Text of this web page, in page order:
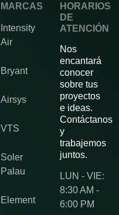
MARCAS
Intensity
Air
Bryant
Airsys
VTS
Soler
Palau
Element
HORARIOS
DE
ATENCIÓN
Nos
encantará
conocer
sobre tus
proyectos
e ideas.
Contáctanos
y
trabajemos
juntos.
LUN - VIE:
8:30 AM -
6:00 PM